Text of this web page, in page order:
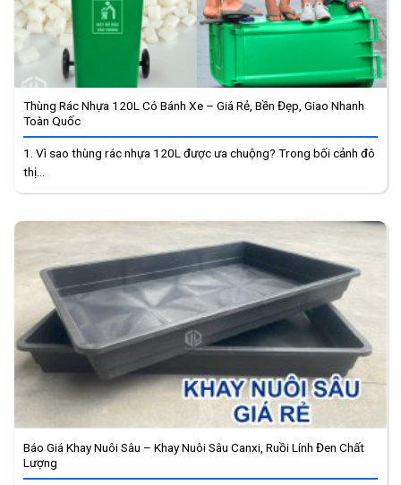
Thùng Rác Nhựa 120L Có Bánh Xe – Giá Rẻ, Bền Đẹp, Giao Nhanh
Toàn Quốc
1. Vì sao thùng rác nhựa 120L được ưa chuộng? Trong bối cảnh đô
thị...
Báo Giá Khay Nuôi Sâu – Khay Nuôi Sâu Canxi, Ruồi Lính Đen Chất
Lượng